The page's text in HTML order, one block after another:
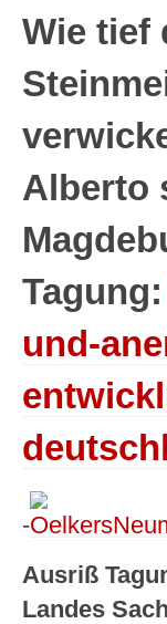
Wie tief
Alberto
Tagung:
und-
-
Ausriß
Landes